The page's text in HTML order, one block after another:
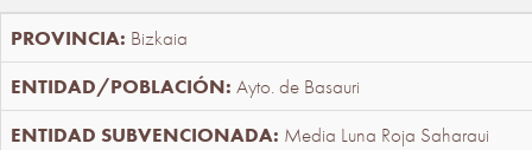
Bizkaia
Ayto. de Basauri
Media Luna Roja Saharaui